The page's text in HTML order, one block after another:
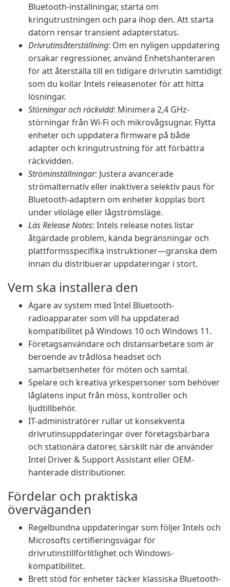
Bluetooth-inställningar, starta om
kringutrustningen och para ihop den. Att starta
datorn rensar transient adapterstatus.
Drivrutinsåterställning: Om en nyligen uppdatering
orsakar regressioner, använd Enhetshanteraren
för att återställa till en tidigare drivrutin samtidigt
som du kollar Intels releasenoter för att hitta
lösningar.
Störningar och räckvidd: Minimera 2,4 GHz-
störningar från Wi-Fi och mikrovågsugnar. Flytta
enheter och uppdatera firmware på både
adapter och kringutrustning för att förbättra
räckvidden.
Ströminställningar: Justera avancerade
strömalternativ eller inaktivera selektiv paus för
Bluetooth-adaptern om enheter kopplas bort
under viloläge eller lågströmsläge.
Läs Release Notes: Intels release notes listar
åtgärdade problem, kända begränsningar och
plattformsspecifika instruktioner—granska dem
innan du distribuerar uppdateringar i stort.
Vem ska installera den
Ägare av system med Intel Bluetooth-
radioapparater som vill ha uppdaterad
kompatibilitet på Windows 10 och Windows 11.
Företagsanvändare och distansarbetare som är
beroende av trådlösa headset och
samarbetsenheter för möten och samtal.
Spelare och kreativa yrkespersoner som behöver
låglatens input från möss, kontroller och
ljudtillbehör.
IT-administratörer rullar ut konsekventa
drivrutinsuppdateringar över företagsbärbara
och stationära datorer, särskilt när de använder
Intel Driver & Support Assistant eller OEM-
hanterade distributioner.
Fördelar och praktiska
överväganden
Regelbundna uppdateringar som följer Intels och
Microsofts certifieringsvägar för
drivrutinstillförlitlighet och Windows-
kompatibilitet.
Brett stöd för enheter täcker klassiska Bluetooth-